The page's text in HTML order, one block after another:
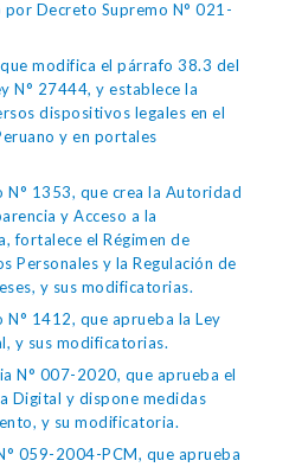
Decreto Supremo N° 021-
modifica el párrafo 38.3 del
N° 27444, y establece la
dispositivos legales en el
y en portales
N° 1353, que crea la Autoridad
y Acceso a la
fortalece el Régimen de
Personales y la Regulación de
y sus modificatorias.
1412, que aprueba la Ley
y sus modificatorias.
N° 007-2020, que aprueba el
Digital y dispone medidas
y su modificatoria.
059-2004-PCM, que aprueba